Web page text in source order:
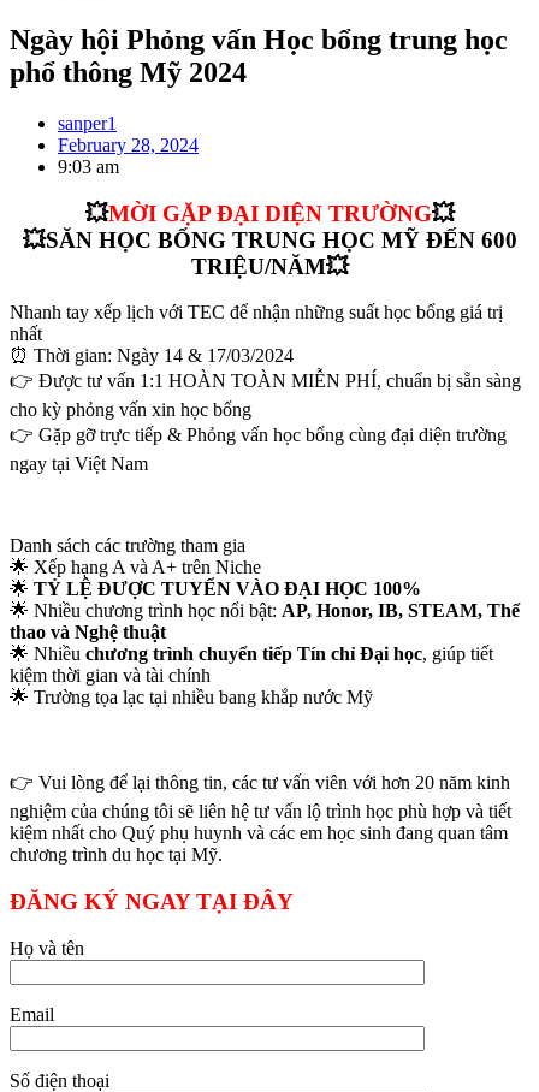
Ngày hội Phỏng vấn Học bổng trung học
phổ thông Mỹ 2024
sanper1
February 28, 2024
9:03 am
💥MỜI GẶP ĐẠI DIỆN TRƯỜNG💥
💥SĂN HỌC BỔNG TRUNG HỌC MỸ ĐẾN 600
TRIỆU/NĂM💥
Nhanh tay xếp lịch với TEC để nhận những suất học bổng giá trị
nhất
⏰ Thời gian: Ngày 14 & 17/03/2024
👉 Được tư vấn 1:1 HOÀN TOÀN MIỄN PHÍ, chuẩn bị sẵn sàng
cho kỳ phỏng vấn xin học bổng
👉 Gặp gỡ trực tiếp & Phỏng vấn học bổng cùng đại diện trường
ngay tại Việt Nam
Danh sách các trường tham gia
🌟 Xếp hạng A và A+ trên Niche
🌟 TỶ LỆ ĐƯỢC TUYỂN VÀO ĐẠI HỌC 100%
🌟 Nhiều chương trình học nổi bật: AP, Honor, IB, STEAM, Thể
thao và Nghệ thuật
🌟 Nhiều chương trình chuyển tiếp Tín chỉ Đại học, giúp tiết
kiệm thời gian và tài chính
🌟 Trường tọa lạc tại nhiều bang khắp nước Mỹ
👉 Vui lòng để lại thông tin, các tư vấn viên với hơn 20 năm kinh
nghiệm của chúng tôi sẽ liên hệ tư vấn lộ trình học phù hợp và tiết
kiệm nhất cho Quý phụ huynh và các em học sinh đang quan tâm
chương trình du học tại Mỹ.
ĐĂNG KÝ NGAY TẠI ĐÂY
Họ và tên
Email
Số điện thoại